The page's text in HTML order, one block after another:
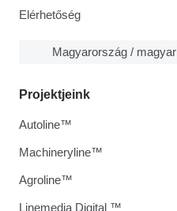
Elérhetőség
Magyarország / magyar
Projektjeink
Autoline™
Machineryline™
Agroline™
Linemedia Digital ™